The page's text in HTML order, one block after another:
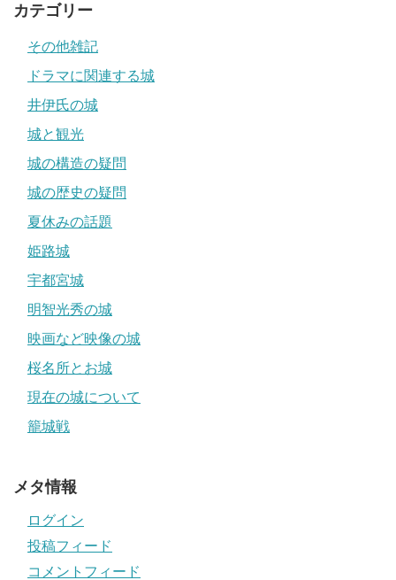
カテゴリー
その他雑記
ドラマに関連する城
井伊氏の城
城と観光
城の構造の疑問
城の歴史の疑問
夏休みの話題
姫路城
宇都宮城
明智光秀の城
映画など映像の城
桜名所とお城
現在の城について
籠城戦
メタ情報
ログイン
投稿フィード
コメントフィード